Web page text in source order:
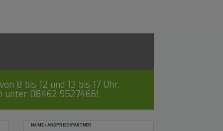
8 bis 12 und 13 bis 17 Uhr,
unter 08462 9527466!
NAME / ANSPRECHPARTNER